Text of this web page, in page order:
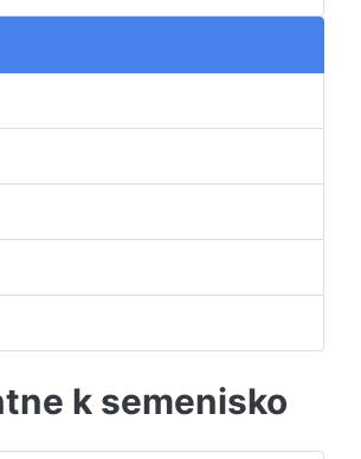
k semenisko